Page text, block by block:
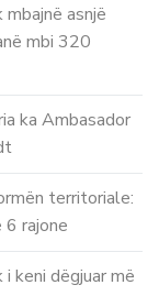
asnjë
mbi 320
ka Ambasador
territoriale:
6 rajone
keni dëgjuar më